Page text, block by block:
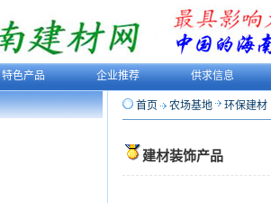
特色产品 企业推荐 供求信息
首页 农场基地 环保建材
建材装饰产品